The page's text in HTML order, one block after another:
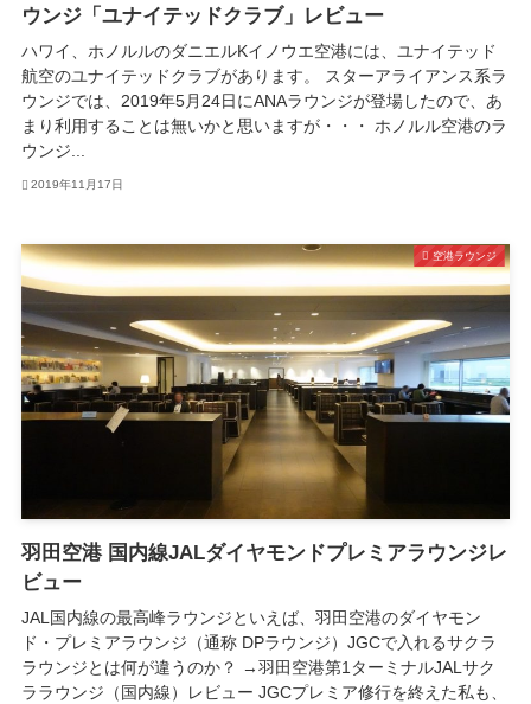
ウンジ「ユナイテッドクラブ」レビュー
ハワイ、ホノルルのダニエルKイノウエ空港には、ユナイテッド
航空のユナイテッドクラブがあります。 スターアライアンス系ラ
ウンジでは、2019年5月24日にANAラウンジが登場したので、あ
まり利用することは無いかと思いますが・・・ ホノルル空港のラ
ウンジ...
2019年11月17日
空港ラウンジ
羽田空港 国内線JALダイヤモンドプレミアラウンジレ
ビュー
JAL国内線の最高峰ラウンジといえば、羽田空港のダイヤモン
ド・プレミアラウンジ（通称 DPラウンジ）JGCで入れるサクラ
ラウンジとは何が違うのか？ →羽田空港第1ターミナルJALサク
ララウンジ（国内線）レビュー JGCプレミア修行を終えた私も、